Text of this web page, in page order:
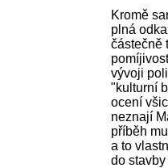
Kromě
plná
částečně
vývoji
"kulturní
ocení
neznají
příběh
a to
do